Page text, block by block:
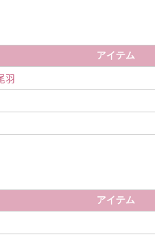
アイテム
羽
アイテム